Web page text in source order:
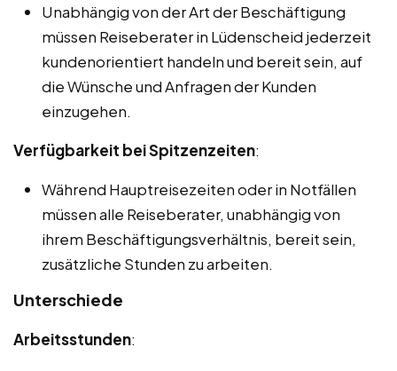
Unabhängig von der Art der Beschäftigung
müssen Reiseberater in Lüdenscheid jederzeit
kundenorientiert handeln und bereit sein, auf
die Wünsche und Anfragen der Kunden
einzugehen.
Verfügbarkeit bei Spitzenzeiten:
Während Hauptreisezeiten oder in Notfällen
müssen alle Reiseberater, unabhängig von
ihrem Beschäftigungsverhältnis, bereit sein,
zusätzliche Stunden zu arbeiten.
Unterschiede
Arbeitsstunden: